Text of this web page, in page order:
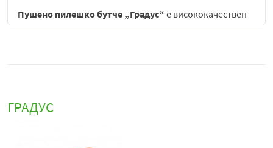
Пушено пилешко бутче „Градус“ е висококачествен
месен продукт, създаден да предложи богат вкус,
технологии за обработка, което гарантира сочност,
плътност и характерен деликатен аромат.
ГРАДУС